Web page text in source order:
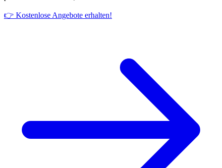
👉 Kostenlose Angebote erhalten!